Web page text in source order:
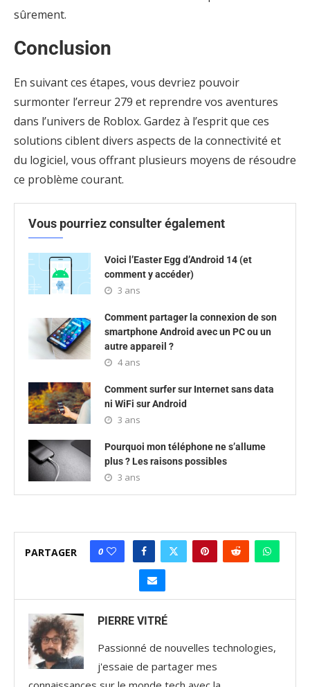
sûrement.
Conclusion
En suivant ces étapes, vous devriez pouvoir
surmonter l’erreur 279 et reprendre vos aventures
dans l’univers de Roblox. Gardez à l’esprit que ces
solutions ciblent divers aspects de la connectivité et
du logiciel, vous offrant plusieurs moyens de résoudre
ce problème courant.
Vous pourriez consulter également
Voici l’Easter Egg d’Android 14 (et
comment y accéder)
3 ans
Comment partager la connexion de son
smartphone Android avec un PC ou un
autre appareil ?
4 ans
Comment surfer sur Internet sans data
ni WiFi sur Android
3 ans
Pourquoi mon téléphone ne s’allume
plus ? Les raisons possibles
3 ans
PARTAGER 0
PIERRE VITRÉ
Passionné de nouvelles technologies,
j'essaie de partager mes